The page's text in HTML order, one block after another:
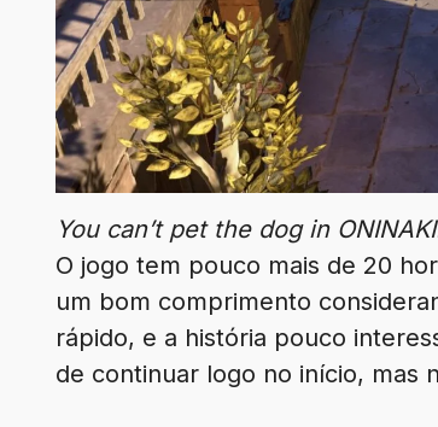
You can’t pet the dog in
O jogo tem pouco mais de 20
um bom comprimento
rápido, e a história pouco
de continuar logo no início, mas